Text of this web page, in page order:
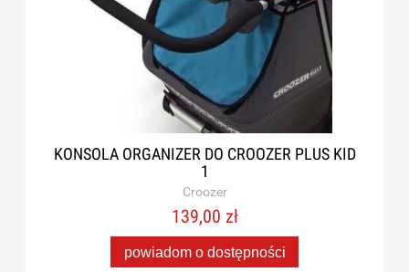
KONSOLA ORGANIZER DO CROOZER PLUS KID
1
Croozer
139,00 zł
powiadom o dostępności